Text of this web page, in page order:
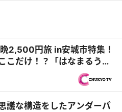
2,500円旅 in安城市特集！
こだけ！？「はなまるうど
議な構造をしたアンダーパ